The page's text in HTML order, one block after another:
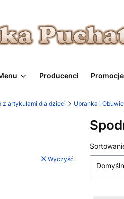
Producenci Promocje
artykułami dla dzieci Ubranka i Obuwie
Wyczyść
Lista